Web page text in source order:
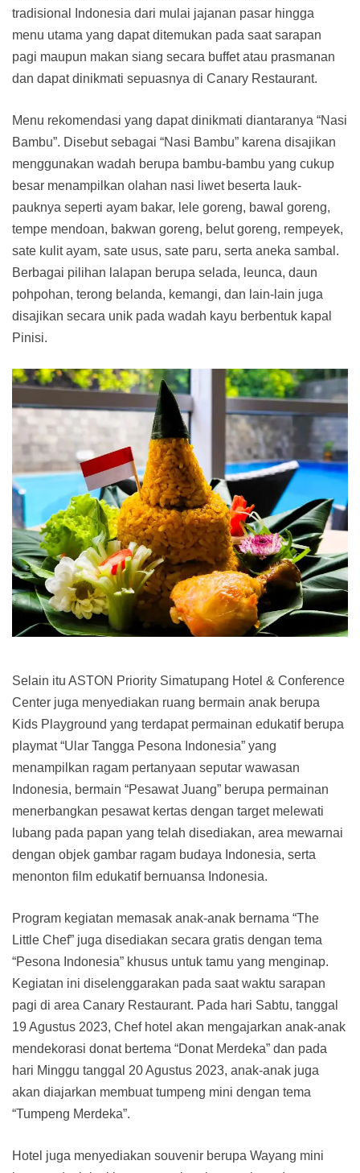
tradisional Indonesia dari mulai jajanan pasar hingga
menu utama yang dapat ditemukan pada saat sarapan
pagi maupun makan siang secara buffet atau prasmanan
dan dapat dinikmati sepuasnya di Canary Restaurant.
Menu rekomendasi yang dapat dinikmati diantaranya “Nasi
Bambu”. Disebut sebagai “Nasi Bambu” karena disajikan
menggunakan wadah berupa bambu-bambu yang cukup
besar menampilkan olahan nasi liwet beserta lauk-
pauknya seperti ayam bakar, lele goreng, bawal goreng,
tempe mendoan, bakwan goreng, belut goreng, rempeyek,
sate kulit ayam, sate usus, sate paru, serta aneka sambal.
Berbagai pilihan lalapan berupa selada, leunca, daun
pohpohan, terong belanda, kemangi, dan lain-lain juga
disajikan secara unik pada wadah kayu berbentuk kapal
Pinisi.
Selain itu ASTON Priority Simatupang Hotel & Conference
Center juga menyediakan ruang bermain anak berupa
Kids Playground yang terdapat permainan edukatif berupa
playmat “Ular Tangga Pesona Indonesia” yang
menampilkan ragam pertanyaan seputar wawasan
Indonesia, bermain “Pesawat Juang” berupa permainan
menerbangkan pesawat kertas dengan target melewati
lubang pada papan yang telah disediakan, area mewarnai
dengan objek gambar ragam budaya Indonesia, serta
menonton film edukatif bernuansa Indonesia.
Program kegiatan memasak anak-anak bernama “The
Little Chef” juga disediakan secara gratis dengan tema
“Pesona Indonesia” khusus untuk tamu yang menginap.
Kegiatan ini diselenggarakan pada saat waktu sarapan
pagi di area Canary Restaurant. Pada hari Sabtu, tanggal
19 Agustus 2023, Chef hotel akan mengajarkan anak-anak
mendekorasi donat bertema “Donat Merdeka” dan pada
hari Minggu tanggal 20 Agustus 2023, anak-anak juga
akan diajarkan membuat tumpeng mini dengan tema
“Tumpeng Merdeka”.
Hotel juga menyediakan souvenir berupa Wayang mini